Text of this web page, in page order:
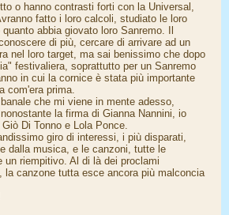
o hanno contrasti forti con la Universal,
fatto i loro calcoli, studiato le loro
abbia giovato loro Sanremo. Il
di più, cercare di arrivare ad un
nel loro target, ma sai benissimo che dopo
festivaliera, soprattutto per un Sanremo
in cui la cornice è stata più importante
com'era prima.
che mi viene in mente adesso,
la firma di Gianna Nannini, io
Di Tonno e Lola Ponce.
giro di interessi, i più disparati,
dalla musica, e le canzoni, tutte le
un riempitivo. Al di là dei proclami
la canzone tutta esce ancora più malconcia